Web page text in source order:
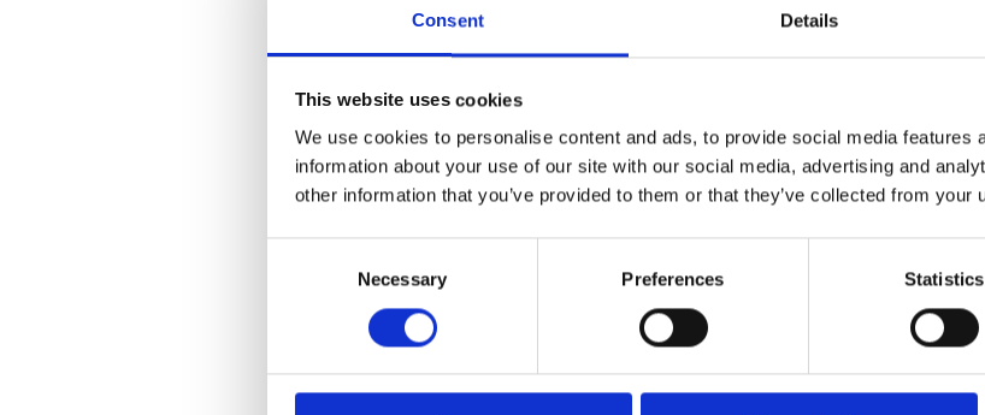
Consent Details
This website uses cookies
We use cookies to personalise content and ads, to provide social media features
information about your use of our site with our social media, advertising and
other information that you’ve provided to them or that they’ve collected from your
Necessary Preferences Statistics
WEMAX
BC PH/TX
WEMAX